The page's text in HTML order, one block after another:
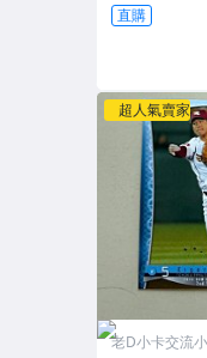
直購
超人氣賣家
老D小卡交流